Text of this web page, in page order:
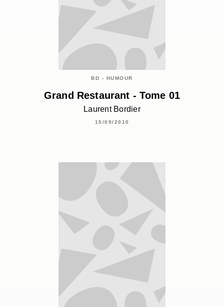
BD - HUMOUR
Grand Restaurant - Tome 01
Laurent Bordier
15/09/2010